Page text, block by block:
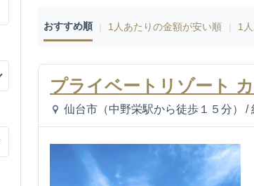
おすすめ順 1人あたりの金額が安い順 1
プライベートリゾート
仙台市（中野栄駅から徒歩１５分） /